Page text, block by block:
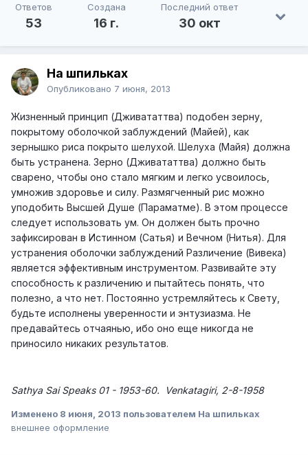
Ответов
53
Создана
16 г.
Последний ответ
30 окт
На шпильках
Опубликовано 7 июня, 2013
Жизненный принцип (Дживататтва) подобен зерну,
покрытому оболочкой заблуждений (Майей), как
зернышко риса покрыто шелухой. Шелуха (Майя) должна
быть устранена. Зерно (Дживататтва) должно быть
сварено, чтобы оно стало мягким и легко усвоилось,
умножив здоровье и силу. Размягченный рис можно
уподобить Высшей Душе (Параматме). В этом процессе
следует использовать ум. Он должен быть прочно
зафиксирован в Истинном (Сатья) и Вечном (Нитья). Для
устранения оболочки заблуждений Различение (Вивека)
является эффективным инструментом. Развивайте эту
способность к различению и пытайтесь понять, что
полезно, а что нет. Постоянно устремляйтесь к Свету,
будьте исполнены уверенности и энтузиазма. Не
предавайтесь отчаянью, ибо оно еще никогда не
приносило никаких результатов.
Sathya Sai Speaks 01 - 1953-60. Venkatagiri, 2-8-1958
Изменено 8 июня, 2013 пользователем На шпильках
внешнее оформление